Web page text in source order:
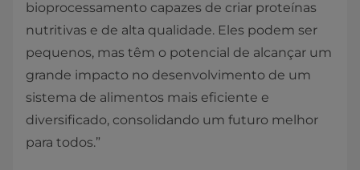
bioprocessamento capazes de criar proteínas
nutritivas e de alta qualidade. Eles podem ser
pequenos, mas têm o potencial de alcançar um
grande impacto no desenvolvimento de um
sistema de alimentos mais eficiente e
diversificado, consolidando um futuro melhor
para todos.”